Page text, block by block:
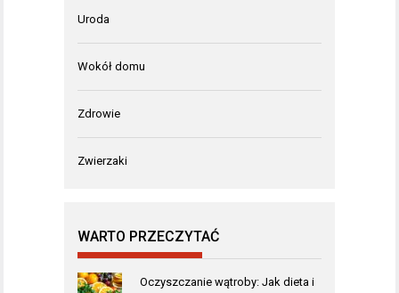
Uroda
Wokół domu
Zdrowie
Zwierzaki
WARTO PRZECZYTAĆ
Oczyszczanie wątroby: Jak dieta i